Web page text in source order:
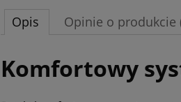
Opis Opinie o produkcie
Komfortowy